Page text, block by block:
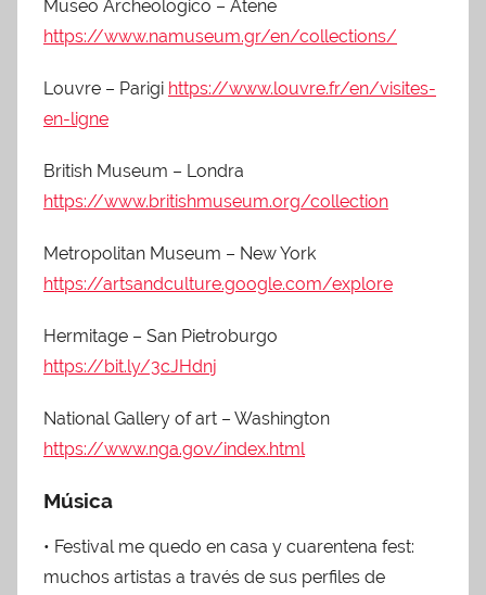
Museo Archeologico – Atene
https://www.namuseum.gr/en/collections/
Louvre – Parigi https://www.louvre.fr/en/visites-
en-ligne
British Museum – Londra
https://www.britishmuseum.org/collection
Metropolitan Museum – New York
https://artsandculture.google.com/explore
Hermitage – San Pietroburgo
https://bit.ly/3cJHdnj
National Gallery of art – Washington
https://www.nga.gov/index.html
Música
• Festival me quedo en casa y cuarentena fest:
muchos artistas a través de sus perfiles de